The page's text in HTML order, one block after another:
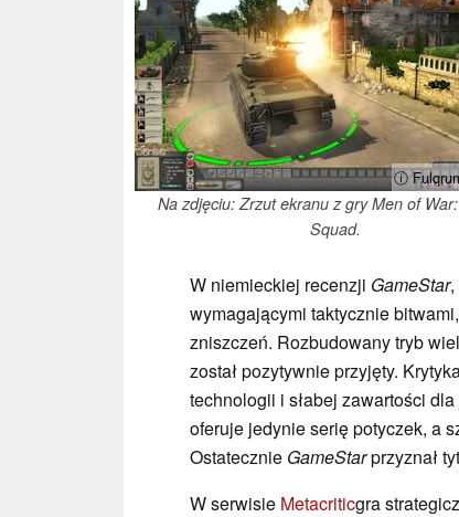
ⓘ
Na zdjęciu: Zrzut ekranu z gry Men of
Squad.
W niemieckiej recenzji GameStar,
wymagającymi taktycznie
zniszczeń. Rozbudowany tryb
został pozytywnie przyjęty.
technologii i słabej zawartości
oferuje jedynie serię potyczek, a
Ostatecznie GameStarprzyznał
W serwisie Metacriticgra